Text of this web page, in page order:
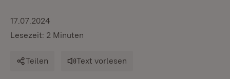
17.07.2024
Lesezeit: 2 Minuten
Teilen Text vorlesen